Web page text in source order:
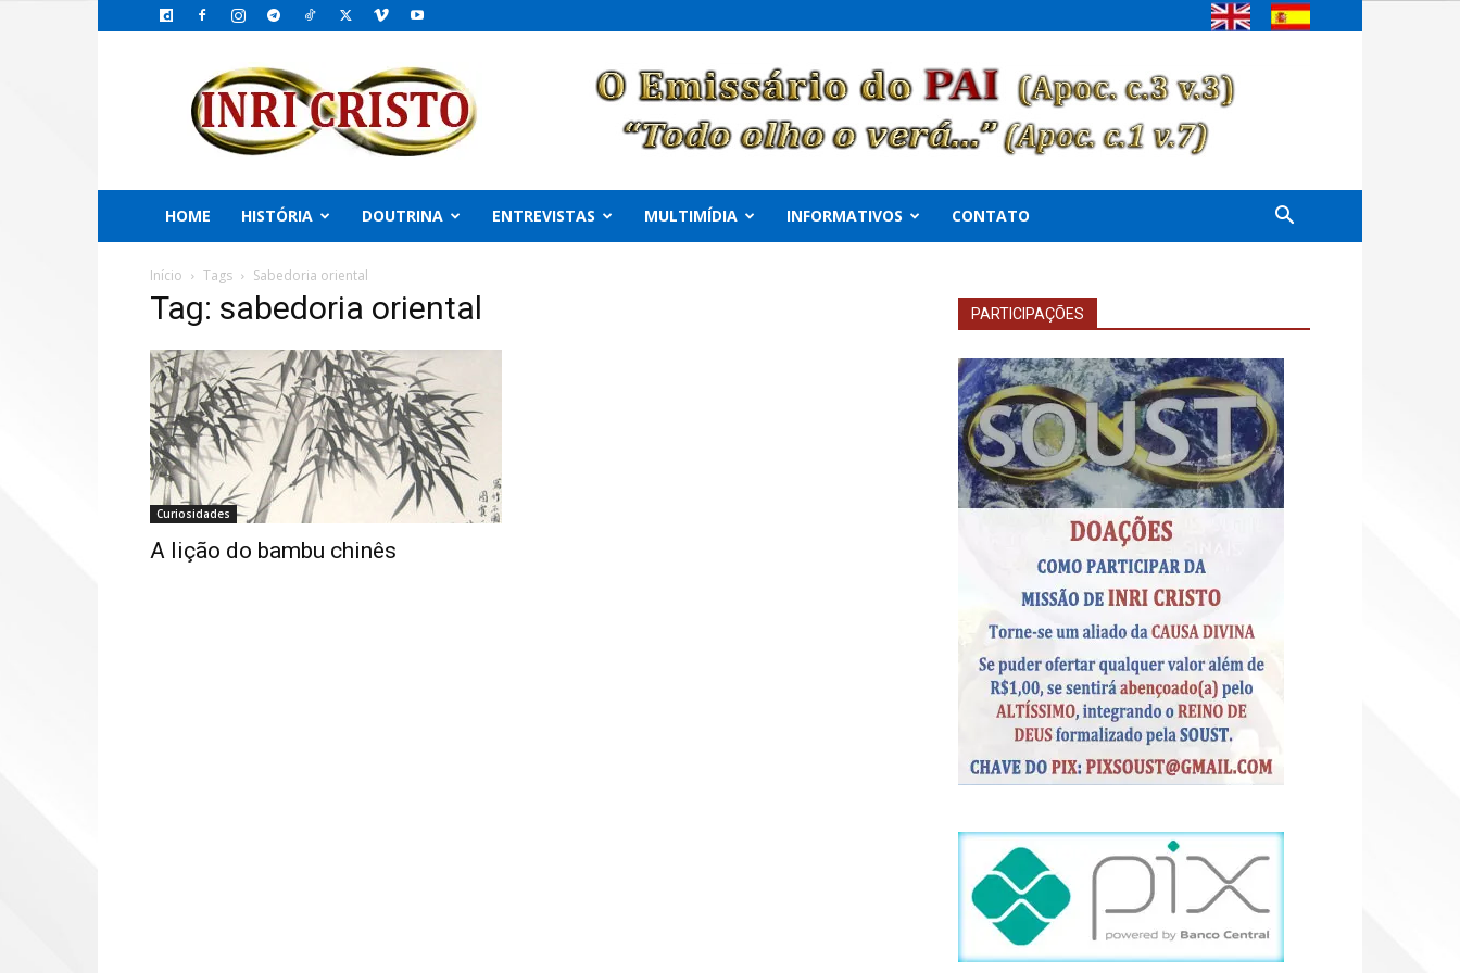
INRI
CRISTO,
Emissário
PAI
HOME
HISTÓRIA DOUTRINA ENTREVISTAS MULTIMÍDIA INFORMATIVOS CONTATO
Início Tags Sabedoria oriental
Tag: sabedoria oriental
Curiosidades
A lição do bambu chinês
PARTICIPAÇÕES